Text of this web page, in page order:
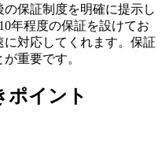
保証制度を明確に提示し
年程度の保証を設けてお
対応してくれます。保証
重要です。
ポイント